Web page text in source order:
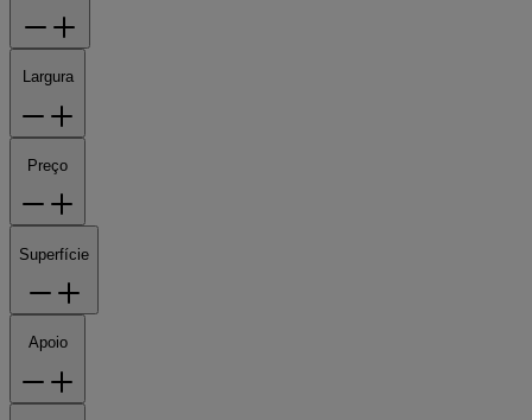
Largura
Preço
Superfície
Apoio